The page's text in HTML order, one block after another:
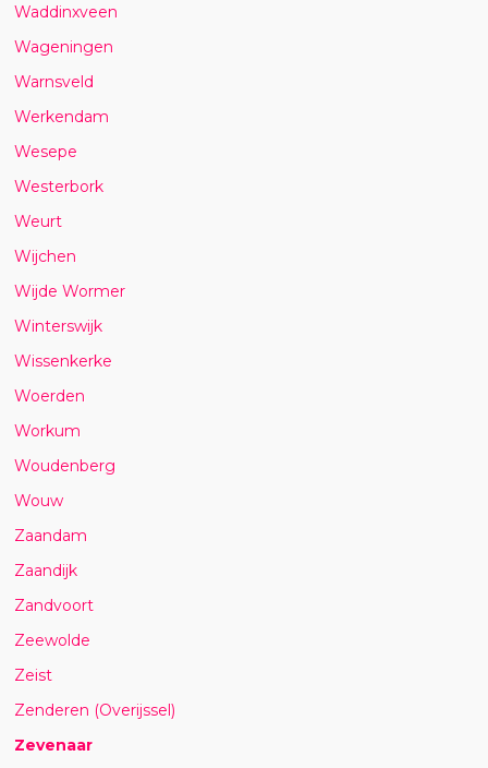
Waddinxveen
Wageningen
Warnsveld
Werkendam
Wesepe
Westerbork
Weurt
Wijchen
Wijde Wormer
Winterswijk
Wissenkerke
Woerden
Workum
Woudenberg
Wouw
Zaandam
Zaandijk
Zandvoort
Zeewolde
Zeist
Zenderen (Overijssel)
Zevenaar